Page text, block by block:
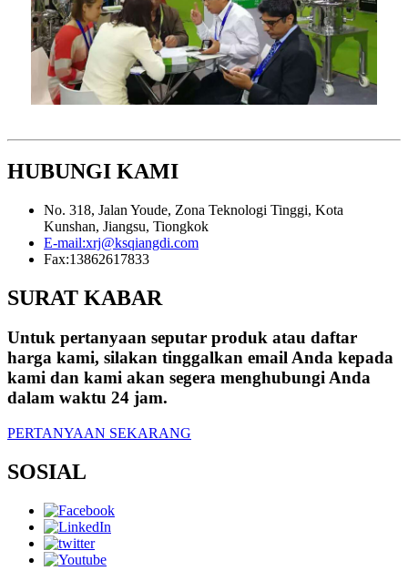
HUBUNGI KAMI
No. 318, Jalan Youde, Zona Teknologi Tinggi, Kota
Kunshan, Jiangsu, Tiongkok
E-mail:xrj@ksqiangdi.com
Fax:13862617833
SURAT KABAR
Untuk pertanyaan seputar produk atau daftar
harga kami, silakan tinggalkan email Anda kepada
kami dan kami akan segera menghubungi Anda
dalam waktu 24 jam.
PERTANYAAN SEKARANG
SOSIAL